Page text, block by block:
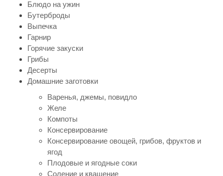
Блюдо на ужин
Бутерброды
Выпечка
Гарнир
Горячие закуски
Грибы
Десерты
Домашние заготовки
Варенья, джемы, повидло
Желе
Компоты
Консервирование
Консервирование овощей, грибов, фруктов и
ягод
Плодовые и ягодные соки
Соление и квашение